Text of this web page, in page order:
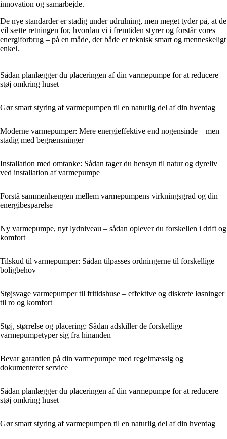
innovation og samarbejde.
De nye standarder er stadig under udrulning, men meget tyder på, at de
vil sætte retningen for, hvordan vi i fremtiden styrer og forstår vores
energiforbrug – på en måde, der både er teknisk smart og menneskeligt
enkel.
Sådan planlægger du placeringen af din varmepumpe for at reducere
støj omkring huset
Gør smart styring af varmepumpen til en naturlig del af din hverdag
Moderne varmepumper: Mere energieffektive end nogensinde – men
stadig med begrænsninger
Installation med omtanke: Sådan tager du hensyn til natur og dyreliv
ved installation af varmepumpe
Forstå sammenhængen mellem varmepumpens virkningsgrad og din
energibesparelse
Ny varmepumpe, nyt lydniveau – sådan oplever du forskellen i drift og
komfort
Tilskud til varmepumper: Sådan tilpasses ordningerne til forskellige
boligbehov
Støjsvage varmepumper til fritidshuse – effektive og diskrete løsninger
til ro og komfort
Støj, størrelse og placering: Sådan adskiller de forskellige
varmepumpetyper sig fra hinanden
Bevar garantien på din varmepumpe med regelmæssig og
dokumenteret service
Sådan planlægger du placeringen af din varmepumpe for at reducere
støj omkring huset
Gør smart styring af varmepumpen til en naturlig del af din hverdag